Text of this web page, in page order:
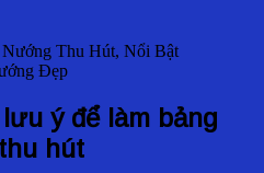
Đẹp
ý để làm bảng
hút